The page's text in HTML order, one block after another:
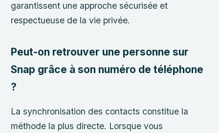
garantissent une approche sécurisée et
respectueuse de la vie privée.
Peut-on retrouver une personne sur
Snap grâce à son numéro de téléphone
?
La synchronisation des contacts constitue la
méthode la plus directe. Lorsque vous